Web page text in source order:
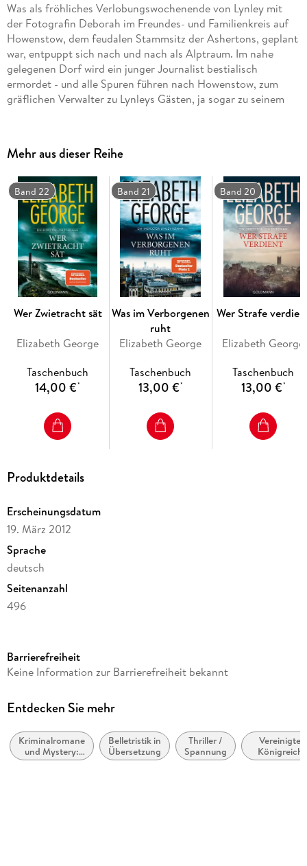
Was als fröhliches Verlobungswochenende von Lynley mit
der Fotografin Deborah im Freundes- und Familienkreis auf
Howenstow, dem feudalen Stammsitz der Ashertons, geplant
war, entpuppt sich nach und nach als Alptraum. Im nahe
gelegenen Dorf wird ein junger Journalist bestialisch
ermordet - und alle Spuren führen nach Howenstow, zum
gräflichen Verwalter zu Lynleys Gästen, ja sogar zu seinem
schmerzhaften Netz aus lange unterdrückten
Feindseligkeiten, nicht eingestandenen Schuldgefühlen und
scheinheiliger Moral.
Das Prequel zur Inspector-Lynley-Reihe
Mehr aus dieser Reihe
Band 22
Wer Zwietracht sät
Elizabeth George
Taschenbuch
14,00 €*
Band 21
Was im Verborgenen
ruht
Elizabeth George
Taschenbuch
13,00 €*
Band 20
Wer Strafe
Elizabeth George
Taschenbuch
13,00 €*
Produktdetails
Erscheinungsdatum
19. März 2012
Sprache
deutsch
Seitenanzahl
496
Autor/Autorin
Übersetzung
Verlag/Hersteller
Goldmann TB
Barrierefreiheit
Keine Information zur Barrierefreiheit bekannt
Entdecken Sie mehr
Kriminalromane
und Mystery:
Polizeiarbeit &
Belletristik in
Übersetzung
Thriller /
Spannung
Vereinigtes
Königreich,